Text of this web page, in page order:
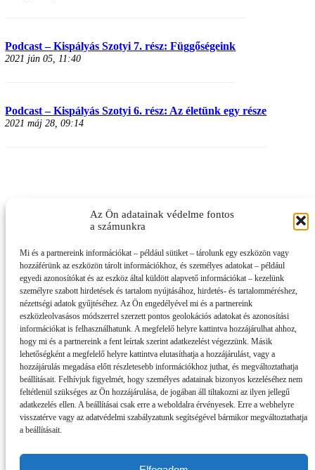
Az Ön adatainak védelme fontos
a számunkra
Mi és a partnereink információkat – például sütiket – tárolunk egy eszközön vagy
hozzáférünk az eszközön tárolt információkhoz, és személyes adatokat – például
egyedi azonosítókat és az eszköz által küldött alapvető információkat – kezelünk
személyre szabott hirdetések és tartalom nyújtásához, hirdetés- és tartalomméréshez,
nézettségi adatok gyűjtéséhez. Az Ön engedélyével mi és a partnereink
eszközleolvasásos módszerrel szerzett pontos geolokációs adatokat és azonosítási
információkat is felhasználhatunk. A megfelelő helyre kattintva hozzájárulhat ahhoz,
hogy mi és a partnereink a fent leírtak szerint adatkezelést végezzünk. Másik
lehetőségként a megfelelő helyre kattintva elutasíthatja a hozzájárulást, vagy a
hozzájárulás megadása előtt részletesebb információkhoz juthat, és megváltoztathatja
beállításait. Felhívjuk figyelmét, hogy személyes adatainak bizonyos kezeléséhez nem
feltétlenül szükséges az Ön hozzájárulása, de jogában áll tiltakozni az ilyen jellegű
adatkezelés ellen. A beállításai csak erre a weboldalra érvényesek. Erre a webhelyre
visszatérve vagy az adatvédelmi szabályzatunk segítségével bármikor megváltoztathatja
a beállításait.
Podcast – Kispályás Szotyi 7. rész: Függőségeink
2021 jún 05, 11:40
Podcast – Kispályás Szotyi 6. rész: Az életünk egy része
2021 máj 28, 09:14